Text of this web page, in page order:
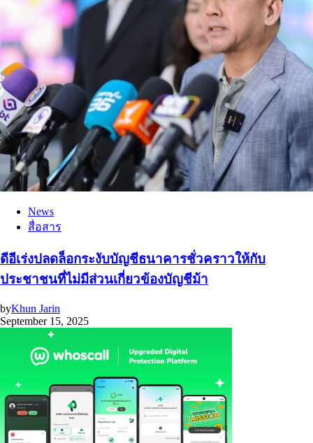
News
สื่อสาร
ดีอีเร่งปลดล็อกระงับบัญชีธนาคารชั่วคราวให้กับ
ประชาชนที่ไม่มีส่วนเกี่ยวข้องบัญชีม้า
byKhun Jarin
September 15, 2025